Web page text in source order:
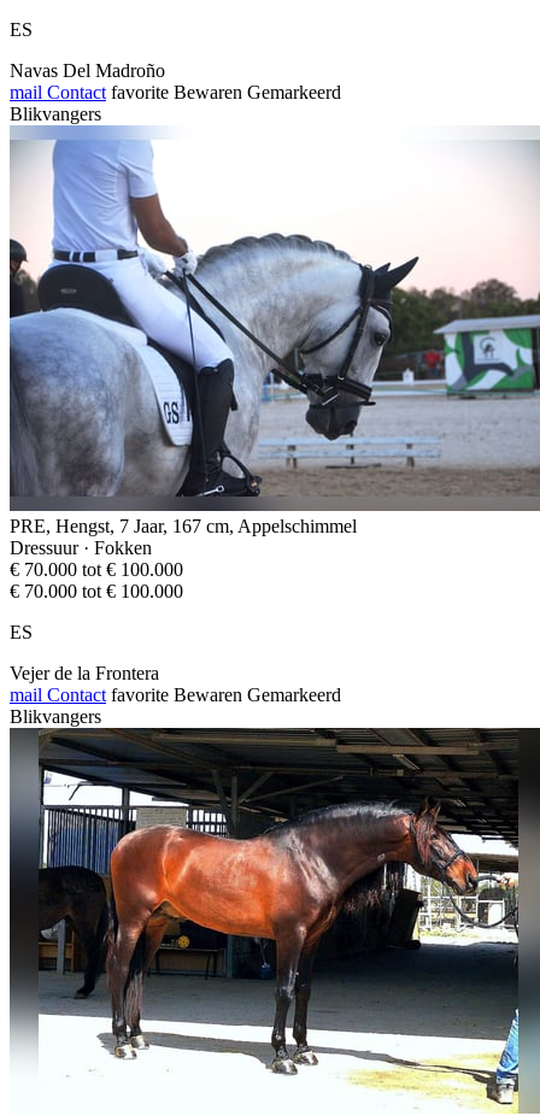
ES
Navas Del Madroño
mail Contact favorite Bewaren Gemarkeerd
Blikvangers
PRE, Hengst, 7 Jaar, 167 cm, Appelschimmel
Dressuur · Fokken
€ 70.000 tot € 100.000
€ 70.000 tot € 100.000
ES
Vejer de la Frontera
mail Contact favorite Bewaren Gemarkeerd
Blikvangers